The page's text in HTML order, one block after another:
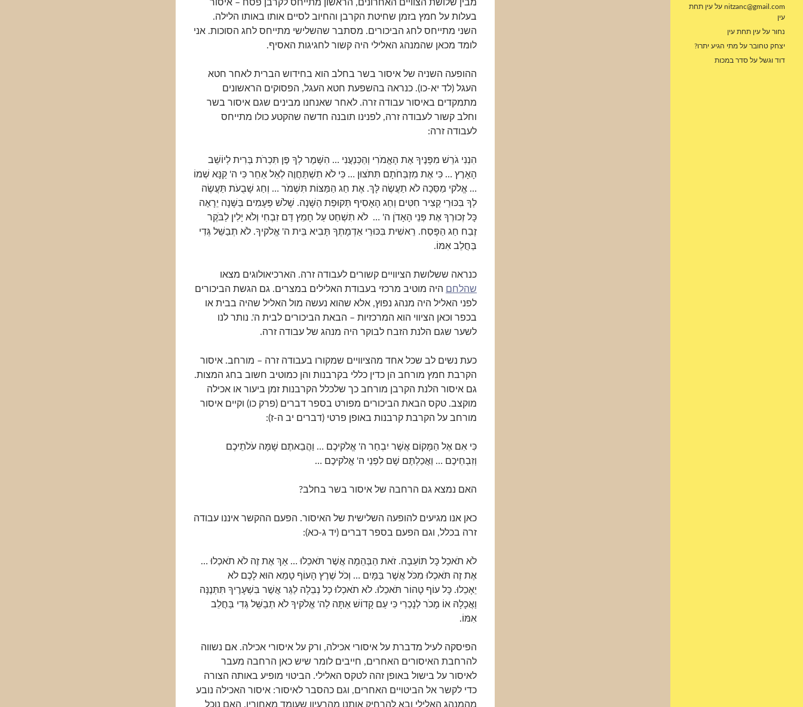
מבין שלושת הצוויים האחרונים, הראשון מתייחס לקרבן פסח – איסור
בעלות על חמץ בזמן שחיטת הקרבן והחיוב לסיים אותו באותו הלילה.
השני מתייחס לחג הביכורים. מסתבר שהשלישי מתייחס לחג הסוכות. אני
לומד מכאן שהמנהג האלילי היה קשור לחגיגות האסיף.
ההופעה השניה של איסור בשר בחלב הוא בחידוש הברית לאחר חטא
העגל (לד יא-כו). כנראה בהשפעת חטא העגל, הפסוקים הראשונים
מתמקדים באיסור עבודה זרה. לאחר שאנחנו מבינים שגם איסור בשר
וחלב קשור לעבודה זרה, לפנינו תובנה חדשה שהקטע כולו מתייחס
לעבודה זרה:
הִנְנִי גֹרֵשׁ מִפָּנֶיךָ אֶת הָאֱמֹרִי וְהַכְּנַעֲנִי … הִשָּׁמֶר לְךָ פֶּן תִּכְרֹת בְּרִית לְיוֹשֵׁב
הָאָרֶץ … כִּי אֶת מִזְבְּחֹתָם תִּתֹּצוּן … כִּי לֹא תִשְׁתַּחֲוֶה לְאֵל אַחֵר כִּי ה' קַנָּא שְׁמוֹ
… אֱלֹקי מַסֵּכָה לֹא תַעֲשֶׂה לָּךְ. אֶת חַג הַמַּצּוֹת תִּשְׁמֹר … וְחַג שָׁבֻעֹת תַּעֲשֶׂה
לְךָ בִּכּוּרֵי קְצִיר חִטִּים וְחַג הָאָסִיף תְּקוּפַת הַשָּׁנָה. שָׁלֹשׁ פְּעָמִים בַּשָּׁנָה יֵרָאֶה
כָּל זְכוּרְךָ אֶת פְּנֵי הָאָדֹן ה' … לֹא תִשְׁחַט עַל חָמֵץ דַּם זִבְחִי וְלֹא יָלִין לַבֹּקֶר
זֶבַח חַג הַפָּסַח. רֵאשִׁית בִּכּוּרֵי אַדְמָתְךָ תָּבִיא בֵּית ה' אֱלֹקיךָ. לֹא תְבַשֵּׁל גְּדִי
בַּחֲלֵב אִמּוֹ.
כנראה ששלושת הציוויים קשורים לעבודה זרה. הארכיאולוגים מצאו
שהלחם היה מוטיב מרכזי בעבודת האלילים במצרים. גם הגשת הביכורים
לפני האליל היה מנהג נפוץ, אלא שהוא נעשה מול האליל שהיה בבית או
בכפר וכאן הציווי הוא המרכזיות – הבאת הביכורים לבית ה'. נותר לנו
לשער שגם הלנת הזבח לבוקר היה מנהג של עבודה זרה.
כעת נשים לב שכל אחד מהציוויים שמקורו בעבודה זרה – מורחב. איסור
הקרבת חמץ מורחב הן כדין כללי בקרבנות והן כמוטיב חשוב בחג המצות.
גם איסור הלנת הקרבן מורחב כך שלכלל הקרבנות זמן ביעור או אכילה
מוקצב. טקס הבאת הביכורים מפורט בספר דברים (פרק כו) וקיים איסור
מורחב על הקרבת קרבנות באופן פרטי (דברים יב ה-ז):
כִּי אִם אֶל הַמָּקוֹם אֲשֶׁר יִבְחַר ה' אֱלֹקיכֶם … וַהֲבֵאתֶם שָׁמָּה עֹלֹתֵיכֶם
וְזִבְחֵיכֶם … וַאֲכַלְתֶּם שָׁם לִפְנֵי ה' אֱלֹקיכֶם …
האם נמצא גם הרחבה של איסור בשר בחלב?
כאן אנו מגיעים להופעה השלישית של האיסור. הפעם ההקשר איננו עבודה
זרה בכלל, וגם הפעם בספר דברים (יד ג-כא):
לֹא תֹאכַל כָּל תּוֹעֵבָה. זֹאת הַבְּהֵמָה אֲשֶׁר תֹּאכֵלוּ … אַךְ אֶת זֶה לֹא תֹאכְלוּ …
אֶת זֶה תֹּאכְלוּ מִכֹּל אֲשֶׁר בַּמָּיִם … וְכֹל שֶׁרֶץ הָעוֹף טָמֵא הוּא לָכֶם לֹא
יֵאָכֵלוּ. כָּל עוֹף טָהוֹר תֹּאכֵלוּ. לֹא תֹאכְלוּ כָל נְבֵלָה לַגֵּר אֲשֶׁר בִּשְׁעָרֶיךָ תִּתְּנֶנָּה
וַאֲכָלָהּ אוֹ מָכֹר לְנָכְרִי כִּי עַם קָדוֹשׁ אַתָּה לַה' אֱלֹקיךָ לֹא תְבַשֵּׁל גְּדִי בַּחֲלֵב
אִמּוֹ.
הפיסקה לעיל מדברת על איסורי אכילה, ורק על איסורי אכילה. אם נשווה
להרחבת האיסורים האחרים, חייבים לומר שיש כאן הרחבה מעבר
לאיסור על בישול באופן זהה לטקס האלילי. הביטוי מופיע באותה הצורה
כדי לקשר אל הביטויים האחרים, וגם כהסבר לאיסור: איסור האכילה נובע
מהמנהג האלילי ובא להרחיק אותנו מהרעיון שעומד מאחוריו. האם נוכל
nitzanc@gmail.com על עין תחת
עין
נחור על עין תחת עין
יצחק טחובר על מתי הגיע יתרו?
דוד וגשל על סדר במכות